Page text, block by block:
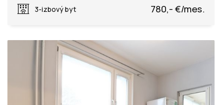
3-izbový byt
780,- €/mes.